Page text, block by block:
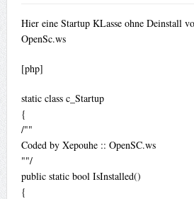
Hier eine Startup KLasse ohne Deinstall
OpenSc.ws
[php]
static class c_Startup
{
/""
Coded by Xepouhe :: OpenSC.ws
""/
public static bool IsInstalled()
{